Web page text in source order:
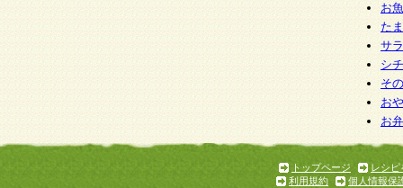
お
た
サ
シ
そ
お
お
トップページ
レシピ
利用規約
個人情報保